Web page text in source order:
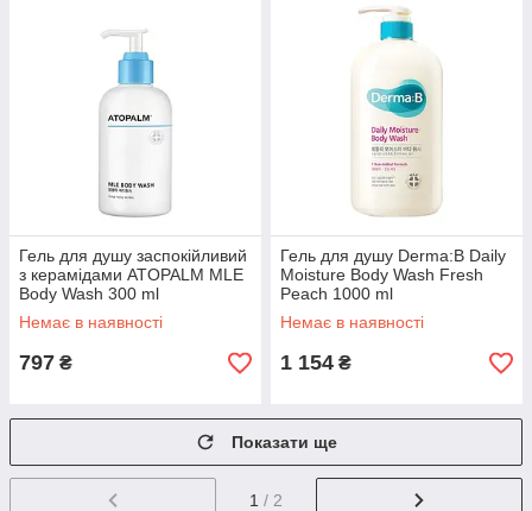
Гель для душу заспокійливий
з керамідами ATOPALM MLE
Body Wash 300 ml
Немає в наявності
797 ₴
Гель для душу Derma:B Daily
Moisture Body Wash Fresh
Peach 1000 ml
Немає в наявності
1 154 ₴
Показати ще
1 / 2